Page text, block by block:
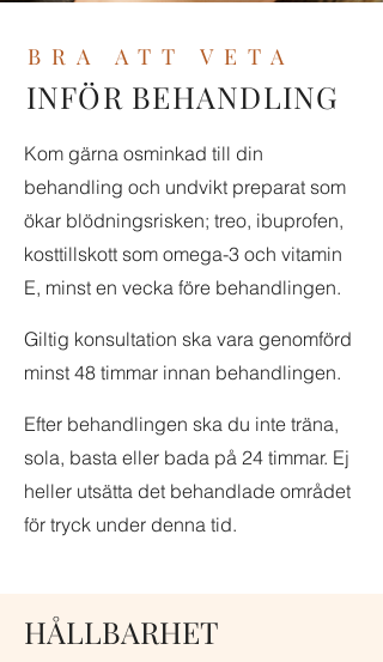
BRA ATT VETA
INFÖR BEHANDLING
Kom gärna osminkad till din
behandling och undvikt preparat som
ökar blödningsrisken; treo, ibuprofen,
kosttillskott som omega-3 och vitamin
E, minst en vecka före behandlingen.
Giltig konsultation ska vara genomförd
minst 48 timmar innan behandlingen.
Efter behandlingen ska du inte träna,
sola, basta eller bada på 24 timmar. Ej
heller utsätta det behandlade området
för tryck under denna tid.
HÅLLBARHET